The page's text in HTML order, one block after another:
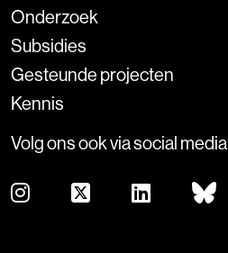
Onderzoek
Subsidies
Gesteunde projecten
Kennis
Volg ons ook via social media